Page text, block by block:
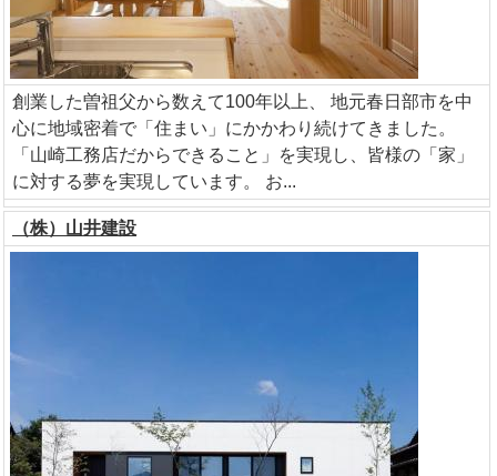
創業した曽祖父から数えて100年以上、 地元春日部市を中
心に地域密着で「住まい」にかかわり続けてきました。
「山崎工務店だからできること」を実現し、皆様の「家」
に対する夢を実現しています。 お...
（株）山井建設